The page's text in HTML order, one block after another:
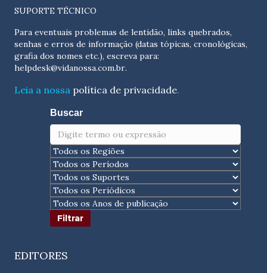
SUPORTE TÉCNICO
Para eventuais problemas de lentidão, links quebrados,
senhas e erros de informação (datas tópicas, cronológicas,
helpdesk@vidanossa.com.br.
Leia a nossa política de privacidade.
Buscar
EDITORES